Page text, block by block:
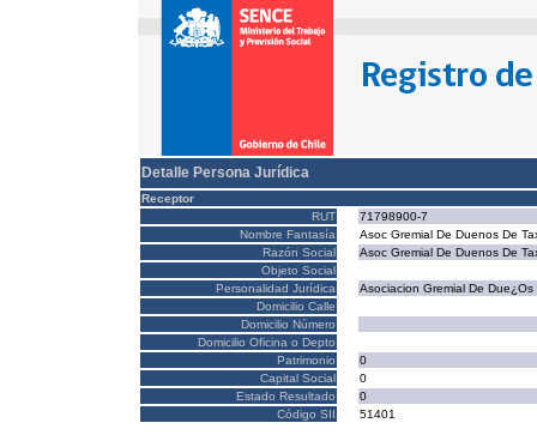
Detalle Persona Jurídica
Receptor
RUT
71798900-7
Nombre Fantasía
Asoc Gremial De Duenos De
Razón Social
Asoc Gremial De Duenos De
Objeto Social
Personalidad Jurídica
Asociacion Gremial De
Domicilio Calle
Domicilio Número
Domicilio Oficina o Depto
Patrimonio
0
Capital Social
0
Estado Resultado
0
Código SII
51401